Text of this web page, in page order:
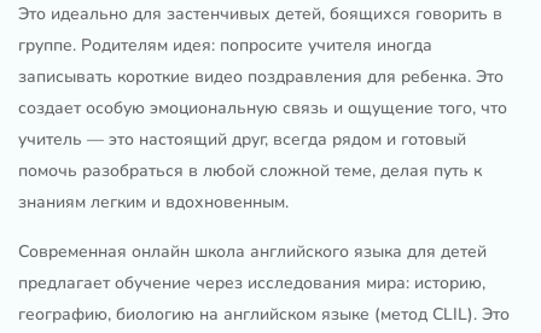
Это идеально для застенчивых детей, боящихся говорить в
группе. Родителям идея: попросите учителя иногда
записывать короткие видео поздравления для ребенка. Это
создает особую эмоциональную связь и ощущение того, что
учитель — это настоящий друг, всегда рядом и готовый
помочь разобраться в любой сложной теме, делая путь к
знаниям легким и вдохновенным.
Современная онлайн школа английского языка для детей
предлагает обучение через исследования мира: историю,
географию, биологию на английском языке (метод CLIL). Это